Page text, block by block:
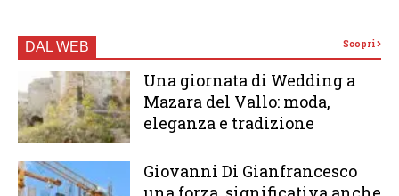
DAL WEB Scopri
Una giornata di Wedding a
Mazara del Vallo: moda,
eleganza e tradizione
Giovanni Di Gianfrancesco